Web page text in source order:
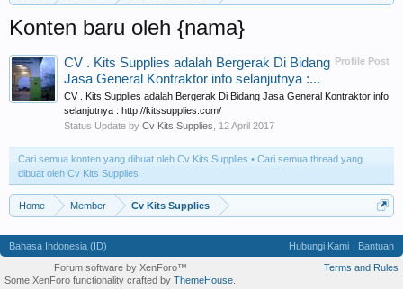
Konten baru oleh {nama}
Profile Post
CV . Kits Supplies adalah Bergerak Di Bidang
Jasa General Kontraktor info selanjutnya :...
CV . Kits Supplies adalah Bergerak Di Bidang Jasa General Kontraktor info
selanjutnya : http://kitssupplies.com/
Status Update by Cv Kits Supplies 12 April 2017
Cari semua konten yang dibuat oleh Cv Kits Supplies
Cari semua thread yang
dibuat oleh Cv Kits Supplies
Home Member Cv Kits Supplies
Bahasa Indonesia (ID) Hubungi Kami
Bantuan
Terms and Rules
Forum software by XenForo™
Some XenForo functionality crafted by ThemeHouse